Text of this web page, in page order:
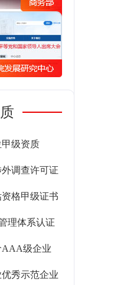
级资质
调查许可证
格甲级证书
理体系认证
AAA级企业
秀示范企业